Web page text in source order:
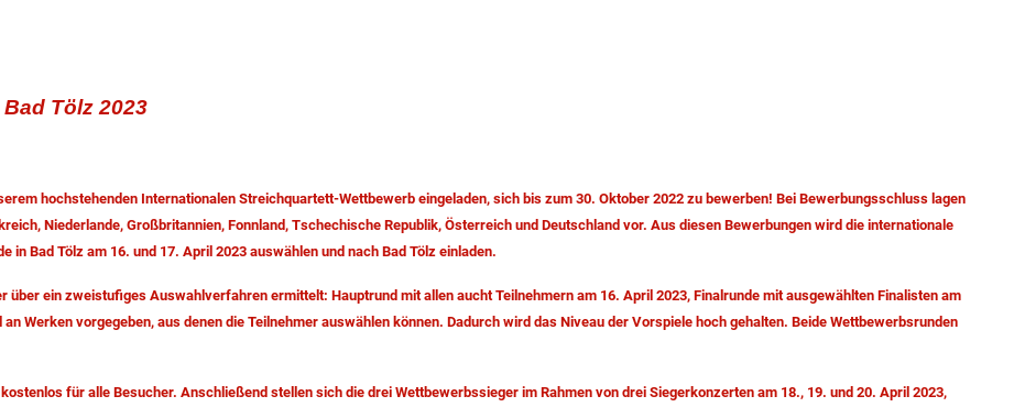
Tölz 2023
hochstehenden Internationalen Streichquartett-Wettbewerb eingeladen, sich bis zum 30. Oktober 2022 zu bewerben! Bei Bewerbungsschluss lagen
Niederlande, Großbritannien, Fonnland, Tschechische Republik, Österreich und Deutschland vor. Aus diesen Bewerbungen wird die internationale
Bad Tölz am 16. und 17. April 2023 auswählen und nach Bad Tölz einladen.
ein zweistufiges Auswahlverfahren ermittelt: Hauptrund mit allen aucht Teilnehmern am 16. April 2023, Finalrunde mit ausgewählten Finalisten am
Werken vorgegeben, aus denen die Teilnehmer auswählen können. Dadurch wird das Niveau der Vorspiele hoch gehalten. Beide Wettbewerbsrunden
für alle Besucher. Anschließend stellen sich die drei Wettbewerbssieger im Rahmen von drei Siegerkonzerten am 18., 19. und 20. April 2023,